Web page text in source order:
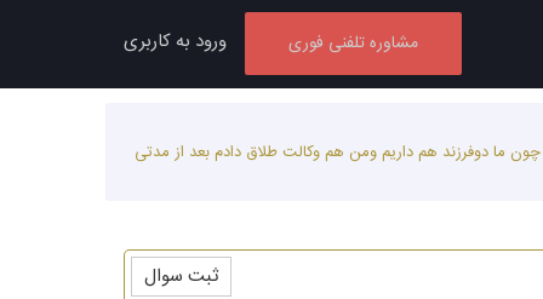
مشاوره تلفنی فوری ورود به کاربری
ما دوفرزند هم داریم ومن هم وکالت طلاق دادم بعد از مدتی
ثبت سوال